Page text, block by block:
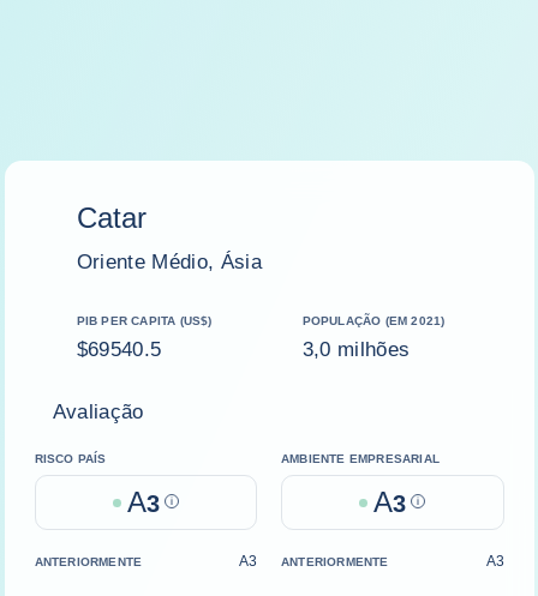
Catar
Oriente Médio, Ásia
PIB PER CAPITA (US$)
$69540.5
POPULAÇÃO (EM 2021)
3,0 milhões
Avaliação
RISCO PAÍS
A3 Help
AMBIENTE EMPRESARIAL
A3 Help
ANTERIORMENTE A3 ANTERIORMENTE A3